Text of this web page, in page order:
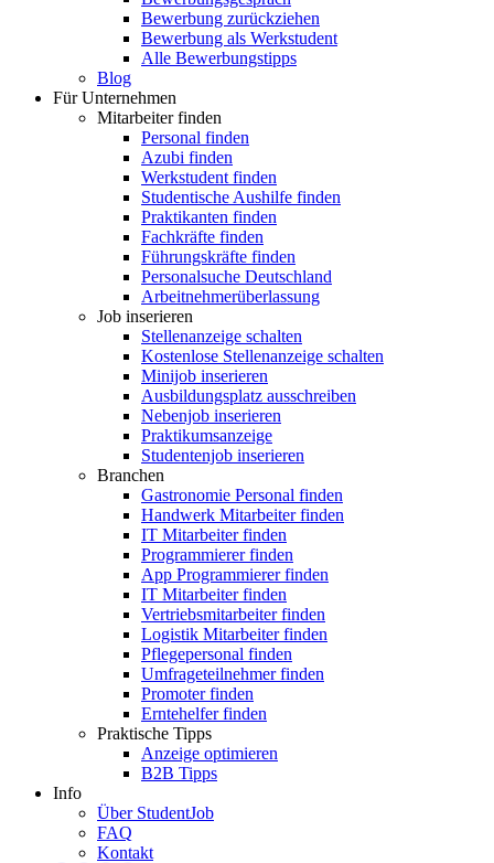
Bewerbung zurückziehen
Bewerbung als Werkstudent
Alle Bewerbungstipps
Blog
Für Unternehmen
Mitarbeiter finden
Personal finden
Azubi finden
Werkstudent finden
Studentische Aushilfe finden
Praktikanten finden
Fachkräfte finden
Führungskräfte finden
Personalsuche Deutschland
Arbeitnehmerüberlassung
Job inserieren
Stellenanzeige schalten
Kostenlose Stellenanzeige schalten
Minijob inserieren
Ausbildungsplatz ausschreiben
Nebenjob inserieren
Praktikumsanzeige
Studentenjob inserieren
Branchen
Gastronomie Personal finden
Handwerk Mitarbeiter finden
IT Mitarbeiter finden
Programmierer finden
App Programmierer finden
IT Mitarbeiter finden
Vertriebsmitarbeiter finden
Logistik Mitarbeiter finden
Pflegepersonal finden
Umfrageteilnehmer finden
Promoter finden
Erntehelfer finden
Praktische Tipps
Anzeige optimieren
B2B Tipps
Info
Über StudentJob
FAQ
Kontakt